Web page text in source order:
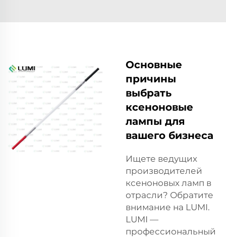
Основные
причины
выбрать
ксеноновые
лампы для
вашего бизнеса
Ищете ведущих
производителей
ксеноновых ламп в
отрасли? Обратите
внимание на LUMI.
LUMI —
профессиональный